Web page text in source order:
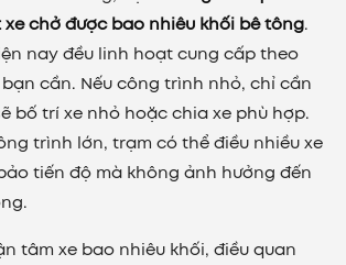
chở được bao nhiêu khối bê tông.
nay đều linh hoạt cung cấp theo
cần. Nếu công trình nhỏ, chỉ cần
bố trí xe nhỏ hoặc chia xe phù hợp.
trình lớn, trạm có thể điều nhiều xe
tiến độ mà không ảnh hưởng đến
tâm xe bao nhiêu khối, điều quan